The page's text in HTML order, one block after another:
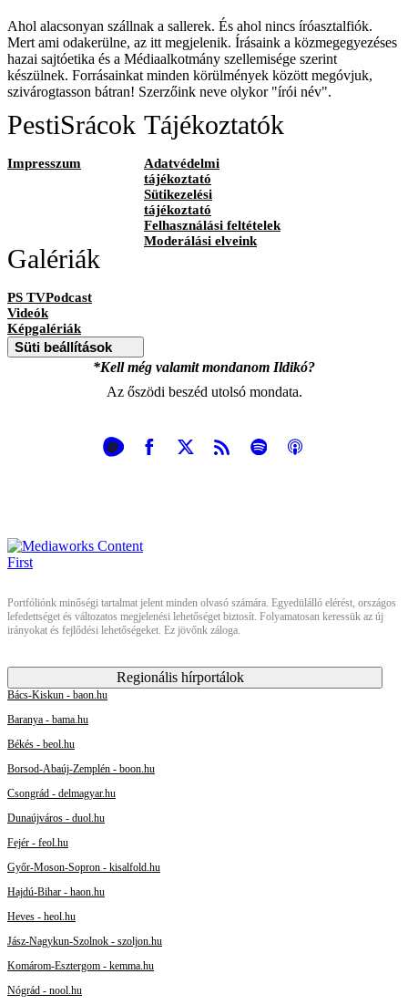
Ahol alacsonyan szállnak a sallerek. És ahol nincs íróasztalfiók.
Mert ami odakerülne, az itt megjelenik. Írásaink a közmegegyezéses
hazai sajtóetika és a Médiaalkotmány szellemisége szerint
készülnek. Forrásainkat minden körülmények között megóvjuk,
szivárogtasson bátran! Szerzőink neve olykor "írói név".
PestiSrácok
Impresszum
Tájékoztatók
Adatvédelmi
tájékoztató
Sütikezelési
tájékoztató
Felhasználási feltételek
Moderálási elveink
Galériák
PS TVPodcast
Videók
Képgalériák
Süti beállítások
*Kell még valamit mondanom Ildikó?
Az őszödi beszéd utolsó mondata.
Portfóliónk minőségi tartalmat jelent minden olvasó számára. Egyedülálló elérést, országos
lefedettséget és változatos megjelenési lehetőséget biztosít. Folyamatosan keressük az új
irányokat és fejlődési lehetőségeket. Ez jövőnk záloga.
Regionális hírportálok
Bács-Kiskun - baon.hu
Baranya - bama.hu
Békés - beol.hu
Borsod-Abaúj-Zemplén - boon.hu
Csongrád - delmagyar.hu
Dunaújváros - duol.hu
Fejér - feol.hu
Győr-Moson-Sopron - kisalfold.hu
Hajdú-Bihar - haon.hu
Heves - heol.hu
Jász-Nagykun-Szolnok - szoljon.hu
Komárom-Esztergom - kemma.hu
Nógrád - nool.hu